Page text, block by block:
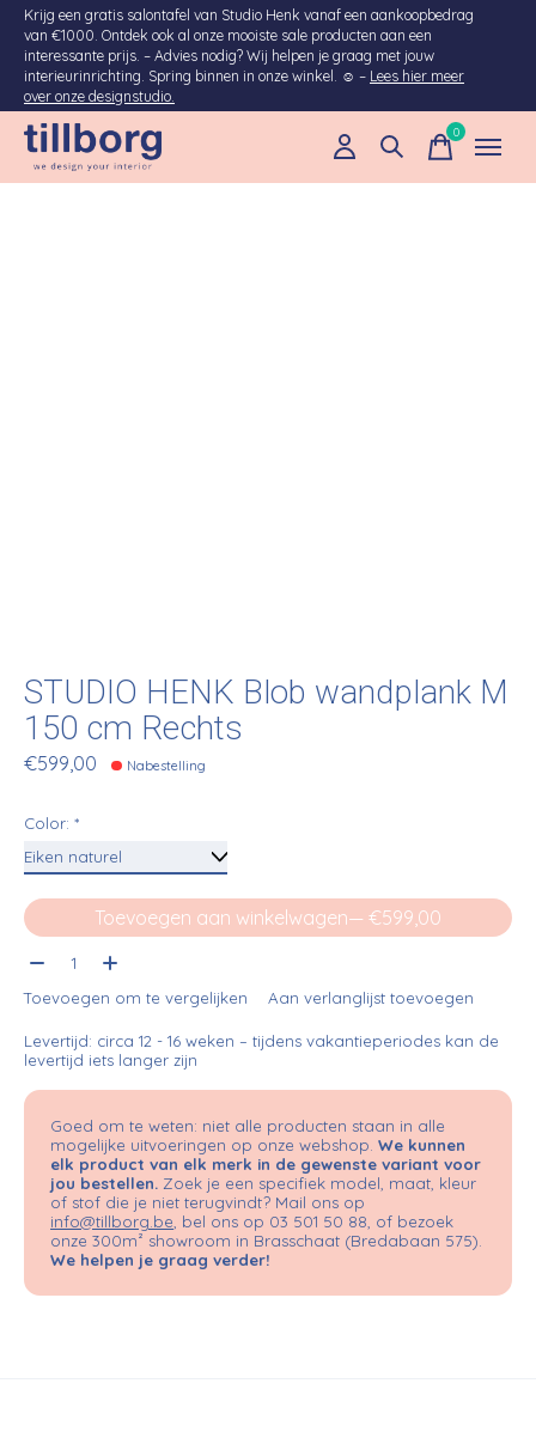
Krijg een gratis salontafel van Studio Henk vanaf een aankoopbedrag
van €1000. Ontdek ook al onze mooiste sale producten aan een
interessante prijs. – Advies nodig? Wij helpen je graag met jouw
interieurinrichting. Spring binnen in onze winkel. ☺ – Lees hier meer
over onze designstudio.
0items
STUDIO HENK Blob wandplank M
150 cm Rechts
€599,00 Nabestelling
Color: *
Toevoegen aan winkelwagen
— €599,00
Aantal:
Toevoegen om te vergelijken Aan verlanglijst toevoegen
Levertijd: circa 12 - 16 weken – tijdens vakantieperiodes kan de
levertijd iets langer zijn
Goed om te weten: niet alle producten staan in alle
mogelijke uitvoeringen op onze webshop. We kunnen
elk product van elk merk in de gewenste variant voor
jou bestellen. Zoek je een specifiek model, maat, kleur
of stof die je niet terugvindt? Mail ons op
info@tillborg.be , bel ons op 03 501 50 88, of bezoek
onze 300m² showroom in Brasschaat (Bredabaan 575).
We helpen je graag verder!